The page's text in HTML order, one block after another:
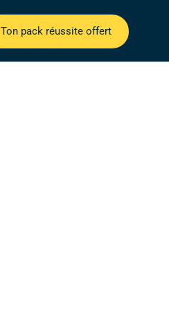
Ton pack réussite offert